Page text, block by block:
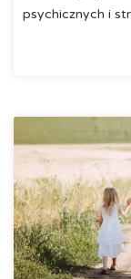
psychicznych i